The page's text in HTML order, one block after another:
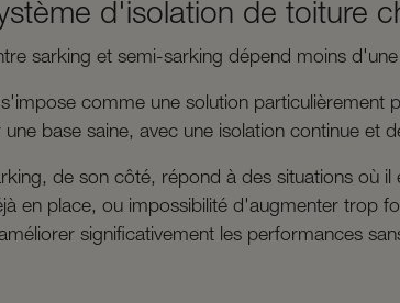
d'isolation de toiture
sarking et semi-sarking dépend moins
comme une solution particulièrement
une base saine, avec une isolation continue et
de son côté, répond à des situations où il
en place, ou impossibilité d'augmenter trop
significativement les performances